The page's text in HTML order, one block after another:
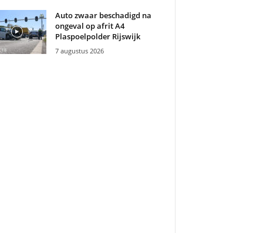
Auto zwaar beschadigd na
ongeval op afrit A4
Plaspoelpolder Rijswijk
7 augustus 2026